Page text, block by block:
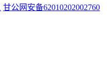
甘公网安备62010202002760